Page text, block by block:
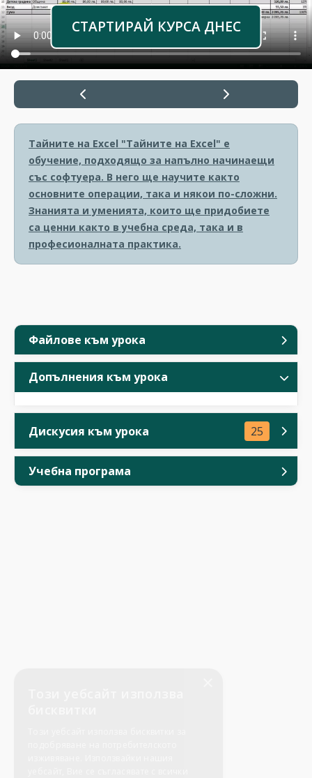
Файлове към урока
Допълнения към урока
Дискусия към урока 25
Учебна програма
СТАРТИРАЙ КУРСА ДНЕС
Тайните на Excel "Тайните на Excel" е
обучение, подходящо за напълно начинаещи
със софтуера. В него ще научите както
основните операции, така и някои по-сложни.
Знанията и уменията, които ще придобиете
са ценни както в учебна среда, така и в
професионалната практика.